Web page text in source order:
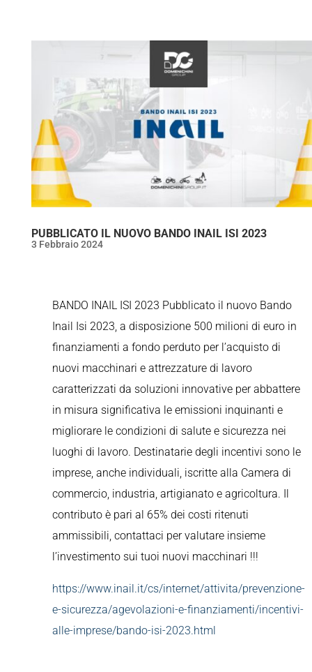
PUBBLICATO IL NUOVO BANDO INAIL ISI 2023
3 Febbraio 2024
BANDO INAIL ISI 2023 Pubblicato il nuovo Bando
Inail Isi 2023, a disposizione 500 milioni di euro in
finanziamenti a fondo perduto per l’acquisto di
nuovi macchinari e attrezzature di lavoro
caratterizzati da soluzioni innovative per abbattere
in misura significativa le emissioni inquinanti e
migliorare le condizioni di salute e sicurezza nei
luoghi di lavoro. Destinatarie degli incentivi sono le
imprese, anche individuali, iscritte alla Camera di
commercio, industria, artigianato e agricoltura. Il
contributo è pari al 65% dei costi ritenuti
ammissibili, contattaci per valutare insieme
l’investimento sui tuoi nuovi macchinari !!!
https://www.inail.it/cs/internet/attivita/prevenzione-
e-sicurezza/agevolazioni-e-finanziamenti/incentivi-
alle-imprese/bando-isi-2023.html